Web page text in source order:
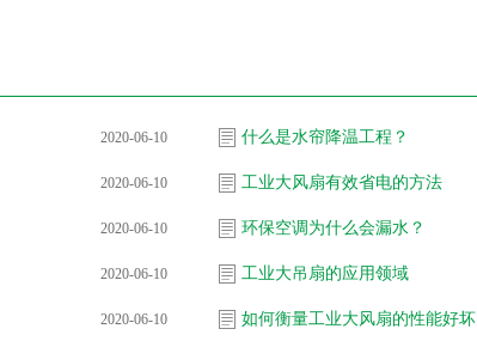
2020-06-10 什么是水帘降温工程？
2020-06-10 工业大风扇有效省电的方法
2020-06-10 环保空调为什么会漏水？
2020-06-10 工业大吊扇的应用领域
2020-06-10 如何衡量工业大风扇的性能好坏